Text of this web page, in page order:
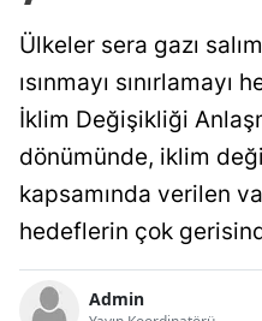
Ülkeler sera gazı
ısınmayı
İklim Değişikliği
dönümünde, iklim
kapsamında verilen
hedeflerin çok
Admin